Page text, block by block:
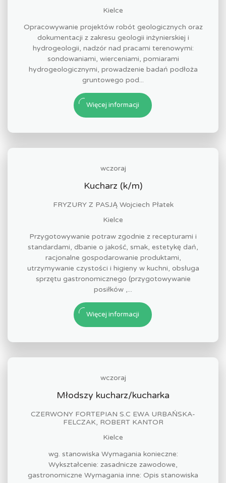
Kielce
Opracowywanie projektów robót geologicznych oraz
dokumentacji z zakresu geologii inżynierskiej i
hydrogeologii, nadzór nad pracami terenowymi:
sondowaniami, wierceniami, pomiarami
hydrogeologicznymi, prowadzenie badań podłoża
gruntowego pod...
Więcej informacji
wczoraj
Kucharz (k/m)
FRYZURY Z PASJĄ Wojciech Płatek
Kielce
Przygotowywanie potraw zgodnie z recepturami i
standardami, dbanie o jakość, smak, estetykę dań,
racjonalne gospodarowanie produktami,
utrzymywanie czystości i higieny w kuchni, obsługa
sprzętu gastronomicznego (przygotowywanie
posiłków ,...
Więcej informacji
wczoraj
Młodszy kucharz/kucharka
CZERWONY FORTEPIAN S.C EWA URBAŃSKA-
FELCZAK, ROBERT KANTOR
Kielce
wg. stanowiska Wymagania konieczne:
Wykształcenie: zasadnicze zawodowe,
gastronomiczne Wymagania inne: Opis stanowiska